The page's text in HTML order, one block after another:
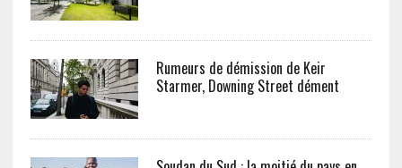
Rumeurs de démission de Keir
Starmer, Downing Street dément